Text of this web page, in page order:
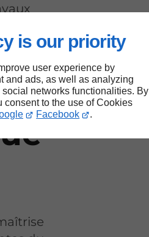
is our priority
user experience by
and ads, as well as analyzing
networks functionalities. By
consent to the use of Cookies
Facebook .